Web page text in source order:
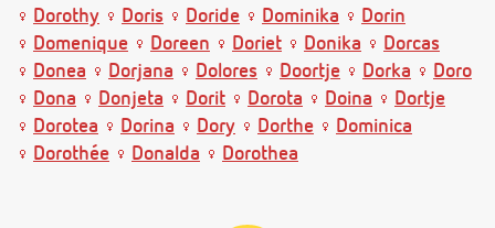
Dorothy
Doris Doride Dominika
Dorin
Domenique
Doreen Doriet Donika
Dorcas
Donea
Dorjana Dolores Doortje Dorka
Doro
Dona
Donjeta Dorit Dorota Doina
Dortje
Dorotea
Dorina Dory Dorthe
Dominica
Dorothée
Donalda Dorothea